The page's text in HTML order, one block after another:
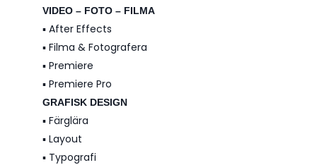
VIDEO – FOTO – FILMA
▪️ After Effects
▪️ Filma & Fotografera
▪️ Premiere
▪️ Premiere Pro
GRAFISK DESIGN
▪️ Färglära
▪️ Layout
▪️ Typografi